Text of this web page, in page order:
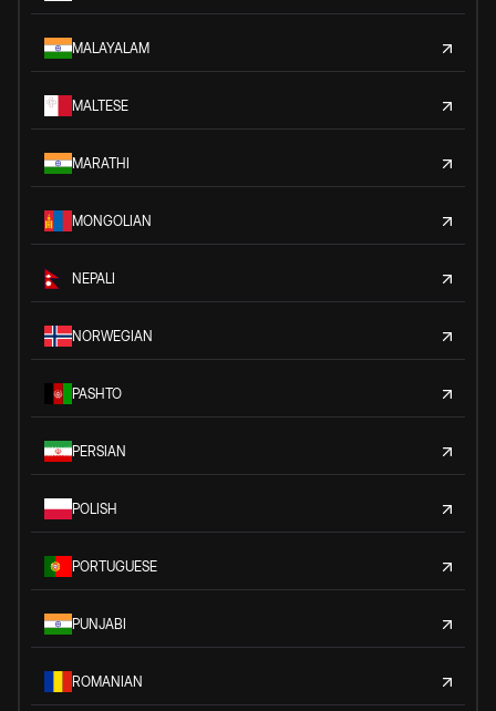
MALAYALAM
MALTESE
MARATHI
MONGOLIAN
NEPALI
NORWEGIAN
PASHTO
PERSIAN
POLISH
PORTUGUESE
PUNJABI
ROMANIAN